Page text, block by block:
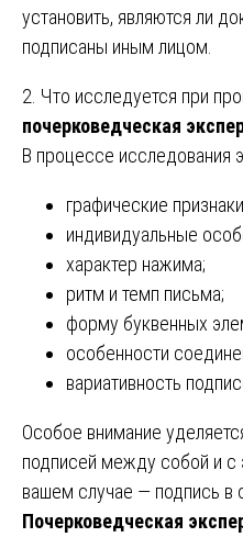
установить, являются ли
подписаны иным лицом.
2. Что исследуется при
почерковедческая
В процессе исследования
графические
индивидуальные
характер нажима;
ритм и темп письма;
форму буквенных
особенности
вариативность
Особое внимание
подписей между собой и с
вашем случае — подпись в
Почерковедческая